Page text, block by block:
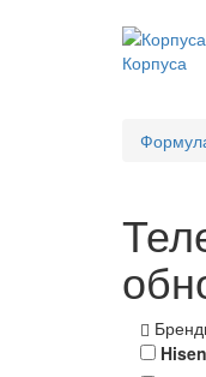
Корпуса